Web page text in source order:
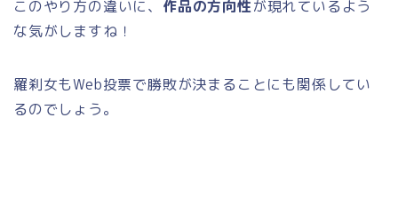
このやり方の違いに、 作品の方向性が現れているよう
な気がしますね！
羅刹女もWeb投票で勝敗が決まることにも関係してい
るのでしょう。